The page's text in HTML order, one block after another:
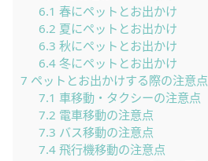
6.1 春にペットとお出かけ
6.2 夏にペットとお出かけ
6.3 秋にペットとお出かけ
6.4冬にペットとお出かけ
7 ペットとお出かけする際の注意点
7.1 車移動・タクシーの注意点
7.2 電車移動の注意点
7.3 バス移動の注意点
7.4飛行機移動の注意点